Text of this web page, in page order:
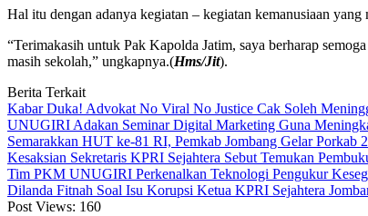
Hal itu dengan adanya kegiatan – kegiatan kemanusiaan
“Terimakasih untuk Pak Kapolda Jatim, saya berharap
masih sekolah,” ungkapnya.(Hms/Jit).
Berita Terkait
Kabar Duka! Advokat No Viral No Justice Cak Soleh
UNUGIRI Adakan Seminar Digital Marketing Guna
Semarakkan HUT ke-81 RI, Pemkab Jombang Gelar Porkab
Kesaksian Sekretaris KPRI Sejahtera Sebut Temukan
Tim PKM UNUGIRI Perkenalkan Teknologi Pengukur
Dilanda Fitnah Soal Isu Korupsi Ketua KPRI Sejahtera
Post Views: 160